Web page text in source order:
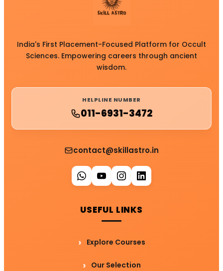
India's First Placement-Focused Platform for Occult
Sciences. Empowering careers through ancient
wisdom.
HELPLINE NUMBER
011-6931-3472
contact@skillastro.in
USEFUL LINKS
Explore Courses
Our Selection